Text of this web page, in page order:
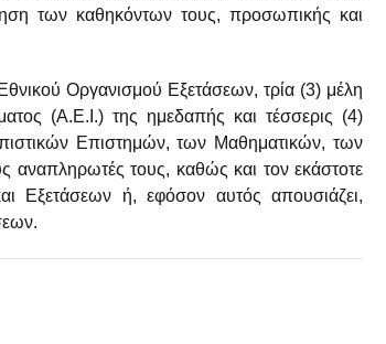
των καθηκόντων τους, προσωπικής και
Οργανισμού Εξετάσεων, τρία (3) μέλη
(Α.Ε.Ι.) της ημεδαπής και τέσσερις (4)
Επιστημών, των Μαθηματικών, των
αναπληρωτές τους, καθώς και τον εκάστοτε
Εξετάσεων ή, εφόσον αυτός απουσιάζει,